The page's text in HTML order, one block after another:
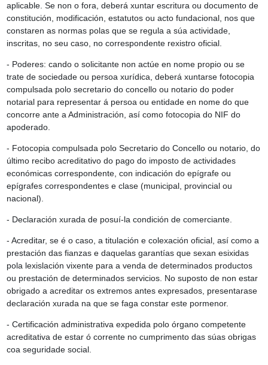
aplicable. Se non o fora, deberá xuntar escritura ou documento de
constitución, modificación, estatutos ou acto fundacional, nos que
constaren as normas polas que se regula a súa actividade,
inscritas, no seu caso, no correspondente rexistro oficial.
- Poderes: cando o solicitante non actúe en nome propio ou se
trate de sociedade ou persoa xurídica, deberá xuntarse fotocopia
compulsada polo secretario do concello ou notario do poder
notarial para representar á persoa ou entidade en nome do que
concorre ante a Administración, así como fotocopia do NIF do
apoderado.
- Fotocopia compulsada polo Secretario do Concello ou notario, do
último recibo acreditativo do pago do imposto de actividades
económicas correspondente, con indicación do epígrafe ou
epígrafes correspondentes e clase (municipal, provincial ou
nacional).
- Declaración xurada de posuí-la condición de comerciante.
- Acreditar, se é o caso, a titulación e colexación oficial, así como a
prestación das fianzas e daquelas garantías que sexan esixidas
pola lexislación vixente para a venda de determinados productos
ou prestación de determinados servicios. No suposto de non estar
obrigado a acreditar os extremos antes expresados, presentarase
declaración xurada na que se faga constar este pormenor.
- Certificación administrativa expedida polo órgano competente
acreditativa de estar ó corrente no cumprimento das súas obrigas
coa seguridade social.